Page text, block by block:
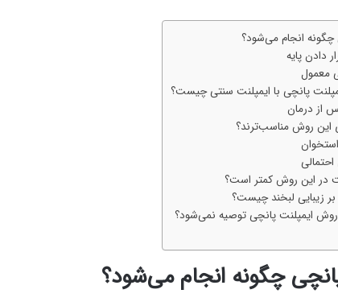
چگونه انجام می‌شود؟
دادن پایه
معمول
پانچی با ایمپلنت سنتی چیست؟
از درمان
این روش مناسب‌ترند؟
در این روش کمتر است؟
زیبایی لبخند چیست؟
ایمپلنت پانچی توصیه نمی‌شود؟
چگونه انجام می‌شود؟